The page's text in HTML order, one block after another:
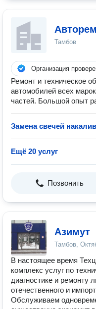
Тамбов
Организация
Ремонт и техническое
автомобилей всех
частей. Большой опыт
Замена свечей
Ещё 20 услуг
Позвонить
Азимут
Тамбов,
В настоящее время
комплекс услуг по
диагностике и ремонту
отечественного и
Обслуживаем